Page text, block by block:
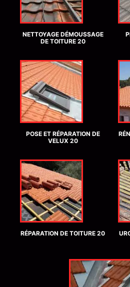
NETTOYAGE DÉMOUSSAGE
DE TOITURE 20
POSE ET RÉPARATION DE
VELUX 20
RÉPARATION DE TOITURE 20